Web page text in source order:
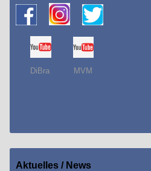
DiBra MVM
Aktuelles / News